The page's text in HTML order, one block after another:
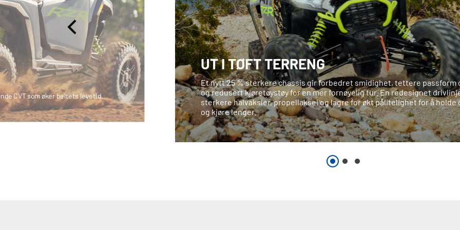
CVT som øker beltets levetid.​
UT I TØFT TERRENG
Et nytt 25 % sterkere chassis gir forbedret smidighet, tettere passform
og redusert kjøretøystøy for en mer fornøyelig tur. En redesignet
sterkere halvaksler, propellaksel og lagre for økt pålitelighet for å holde
og kjøre lenger.